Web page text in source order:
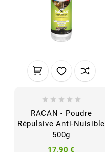
    
RACAN - Poudre
Répulsive Anti-Nuisible
500g
17,90 €